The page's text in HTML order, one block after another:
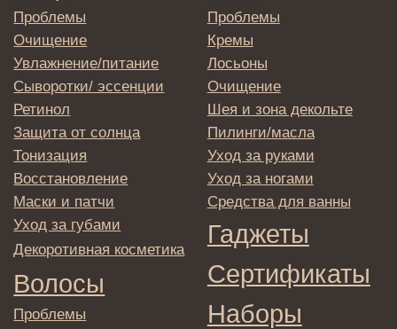
→
Отправляя адрес электронной почты
обработки персональных данных